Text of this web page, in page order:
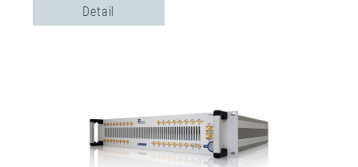
Detail